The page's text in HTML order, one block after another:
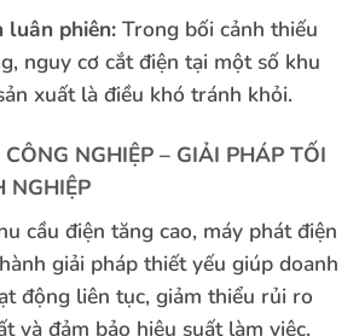
luân phiên:Trong bối cảnh thiếu
nguy cơ cắt điện tại một số khu
xuất là điều khó tránh khỏi.
NGHIỆP – GIẢI PHÁP TỐI
NGHIỆP
cầu điện tăng cao, máy phát điện
giải pháp thiết yếu giúp doanh
động liên tục, giảm thiểu rủi ro
và đảm bảo hiệu suất làm việc.